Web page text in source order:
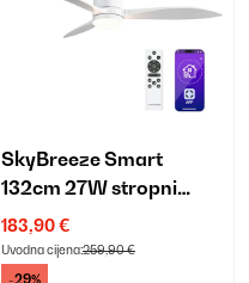
SkyBreeze Smart
132cm 27W stropni
ventilator sa svjetlom
bijela
183,90 €
Uvodna cijena:259,90 €
-29%